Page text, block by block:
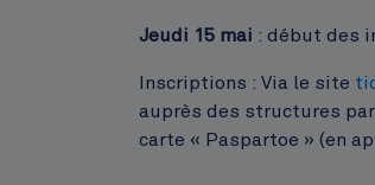
Jeudi 15 mai : début des
Inscriptions : Via le site
auprès des structures
carte « Paspartoe » (en